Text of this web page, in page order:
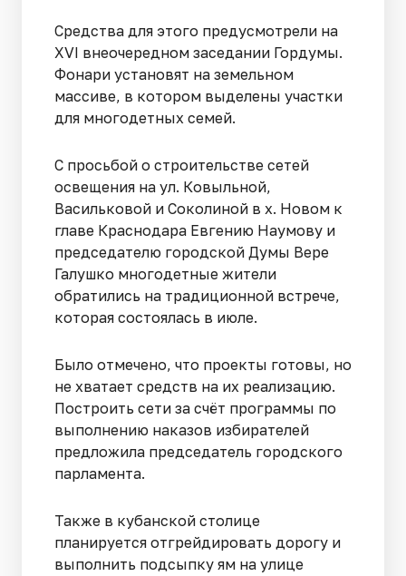
Средства для этого предусмотрели на
XVI внеочередном заседании Гордумы.
Фонари установят на земельном
массиве, в котором выделены участки
для многодетных семей.
С просьбой о строительстве сетей
освещения на ул. Ковыльной,
Васильковой и Соколиной в х. Новом к
главе Краснодара Евгению Наумову и
председателю городской Думы Вере
Галушко многодетные жители
обратились на традиционной встрече,
которая состоялась в июле.
Было отмечено, что проекты готовы, но
не хватает средств на их реализацию.
Построить сети за счёт программы по
выполнению наказов избирателей
предложила председатель городского
парламента.
Также в кубанской столице
планируется отгрейдировать дорогу и
выполнить подсыпку ям на улице